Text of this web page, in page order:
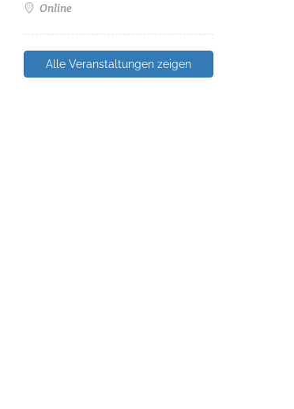
Online
Alle Veranstaltungen zeigen